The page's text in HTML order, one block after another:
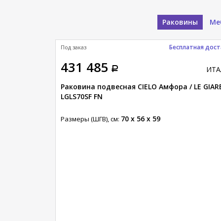
Раковины
431 485
Раковина подвесная CIELO Амфора / LE
LGLS70SF FN
Размеры (ШГВ), см: 70 x 56 x 59
Под заказ Бесплатная